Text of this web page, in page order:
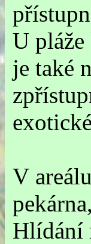
U
je také
V
Hlídání